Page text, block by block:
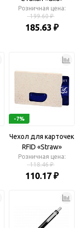
Розничная цена:
199.60 ₽
185.63 ₽
-7%
Чехол для карточек
RFID «Straw»
Розничная цена:
118.46 ₽
110.17 ₽